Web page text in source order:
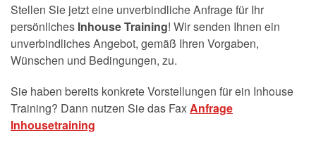
Stellen Sie jetzt eine unverbindliche Anfrage für Ihr
persönliches Inhouse Training! Wir senden Ihnen ein
unverbindliches Angebot, gemäß Ihren Vorgaben,
Wünschen und Bedingungen, zu.
Sie haben bereits konkrete Vorstellungen für ein Inhouse
Training? Dann nutzen Sie das FaxAnfrage
Inhousetraining